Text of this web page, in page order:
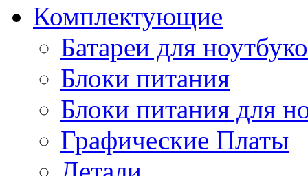
Комплектующие
Батареи для
Блоки питания
Блоки питания для
Графические Платы